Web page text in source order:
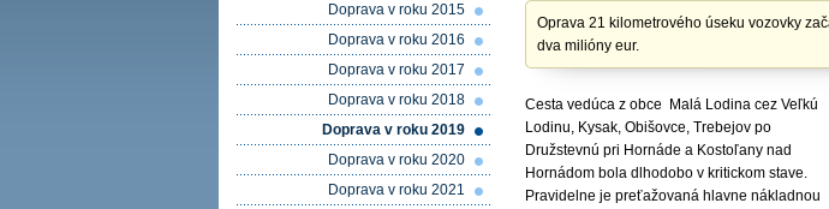
Oprava 21 kilometrového úseku vozovky
dva milióny eur.
Cesta vedúca z obce Malá Lodina cez Veľkú
Lodinu, Kysak, Obišovce, Trebejov po
Družstevnú pri Hornáde a Kostoľany nad
Hornádom bola dlhodobo v kritickom stave.
Pravidelne je preťažovaná hlavne nákladnou
Doprava v roku 2015
Doprava v roku 2016
Doprava v roku 2017
Doprava v roku 2018
Doprava v roku 2019
Doprava v roku 2020
Doprava v roku 2021